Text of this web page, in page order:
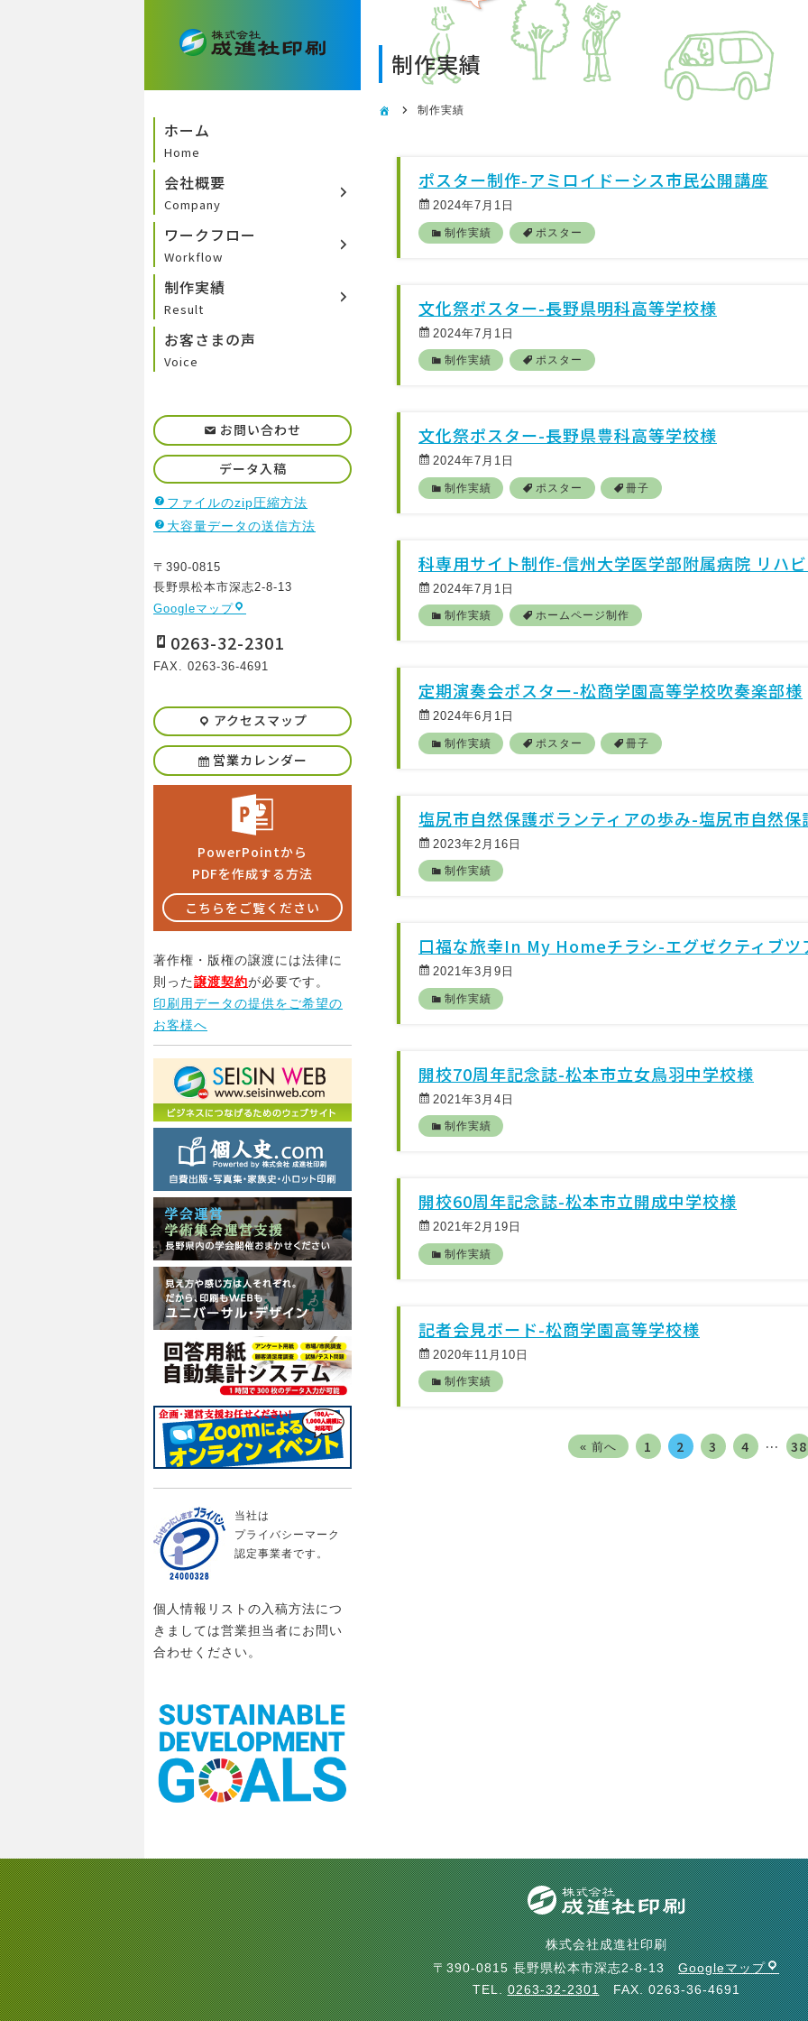
ホーム
Home
会社概要
Company
ワークフロー
Workflow
制作実績
Result
お客さまの声
Voice
お問い合わせ
データ入稿
ファイルのzip圧縮方法
大容量データの送信方法
〒390-0815
長野県松本市深志2-8-13
Googleマップ
0263-32-2301
FAX. 0263-36-4691
アクセスマップ
営業カレンダー
PowerPointから
PDFを作成する方法
こちらをご覧ください
著作権・版権の譲渡には法律に
則った譲渡契約が必要です。
印刷用データの提供をご希望の
お客様へ
当社は
プライバシーマーク
認定事業者です。
個人情報リストの入稿方法につ
きましては営業担当者にお問い
合わせください。
制作実績
制作実績
ポスター制作-アミロイドーシス市民公開講座
2024年7月1日
制作実績 ポスター
文化祭ポスター-長野県明科高等学校様
2024年7月1日
制作実績 ポスター
文化祭ポスター-長野県豊科高等学校様
2024年7月1日
制作実績 ポスター 冊子
科専用サイト制作-信州大学医学部附属病院 リハ
2024年7月1日
制作実績 ホームページ制作
定期演奏会ポスター-松商学園高等学校吹奏楽部様
2024年6月1日
制作実績 ポスター 冊子
塩尻市自然保護ボランティアの歩み-塩尻市自然
2023年2月16日
制作実績
口福な旅幸In My Homeチラシ-エグゼクティブツ
2021年3月9日
制作実績
開校70周年記念誌-松本市立女鳥羽中学校様
2021年3月4日
制作実績
開校60周年記念誌-松本市立開成中学校様
2021年2月19日
制作実績
記者会見ボード-松商学園高等学校様
2020年11月10日
制作実績
« 前へ 1 2 3 4 … 38
株式会社成進社印刷
〒390-0815 長野県松本市深志2-8-13Googleマップ
TEL.0263-32-2301FAX. 0263-36-4691